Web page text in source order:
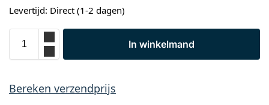
Levertijd: Direct (1-2 dagen)
In winkelmand
Bereken verzendprijs